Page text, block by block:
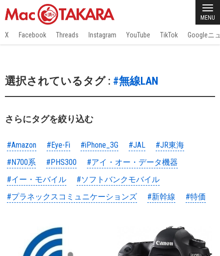
MENU
X Facebook Threads Instagram YouTube TikTok Googleニ
選択されているタグ : #無線LAN
さらにタグを絞り込む
#Amazon #Eye-Fi #iPhone_3G #JAL
#JR東海
#N700系
#PHS300
#アイ・オー・データ機器
#イー・モバイル
#ソフトバンクモバイル
#プラネックスコミュニケーションズ
#新幹線 #特価